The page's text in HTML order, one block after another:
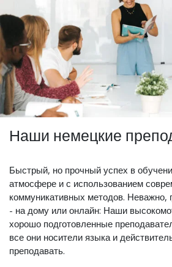
Наши немецкие
Быстрый, но прочный успех в
атмосфере и с использованием
коммуникативных методов. Неважно,
- на дому или онлайн: Наши
хорошо подготовленные
все они носители языка и
преподавать.